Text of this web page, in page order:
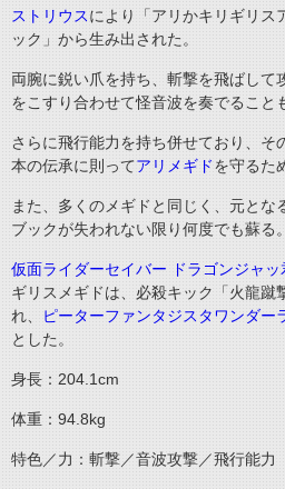
ストリウスにより「アリかキリギリス
ック」から生み出された。
両腕に鋭い爪を持ち、斬撃を飛ばして
をこすり合わせて怪音波を奏でること
さらに飛行能力を持ち併せており、そ
本の伝承に則ってアリメギドを守るた
また、多くのメギドと同じく、元とな
ブックが失われない限り何度でも蘇る。
仮面ライダーセイバー ドラゴンジャッ
ギリスメギドは、必殺キック「火龍蹴
れ、
ピーターファンタジスタワンダー
とした。
身長：204.1cm
体重：94.8kg
特色／力：斬撃／音波攻撃／飛行能力